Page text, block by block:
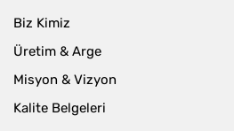
Biz Kimiz
Üretim & Arge
Misyon & Vizyon
Kalite Belgeleri